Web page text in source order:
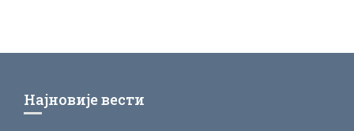
Најновије вести